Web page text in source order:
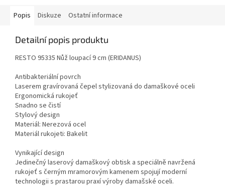
Popis Diskuze Ostatní informace
Detailní popis produktu
RESTO 95335 Nůž loupací 9 cm (ERIDANUS)
Antibakteriální povrch
Laserem gravírovaná čepel stylizovaná do damaškové oceli
Ergonomická rukojeť
Snadno se čistí
Stylový design
Materiál: Nerezová ocel
Materiál rukojeti: Bakelit
Vynikající design
Jedinečný laserový damaškový obtisk a speciálně navržená
rukojeť s černým mramorovým kamenem spojují moderní
technologii s prastarou praxí výroby damašské oceli.